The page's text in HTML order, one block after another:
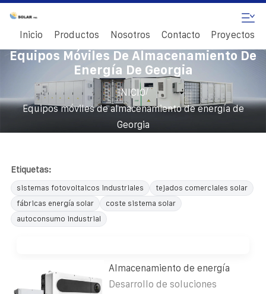
Inicio Productos Nosotros Contacto Proyectos
Equipos Móviles De Almacenamiento De
Energía De Georgia
INICIO/
Equipos móviles de almacenamiento de energía de
Georgia
Etiquetas:
sistemas fotovoltaicos industriales
tejados comerciales solar
fábricas energía solar
coste sistema solar
autoconsumo industrial
Almacenamiento de energía
Desarrollo de soluciones